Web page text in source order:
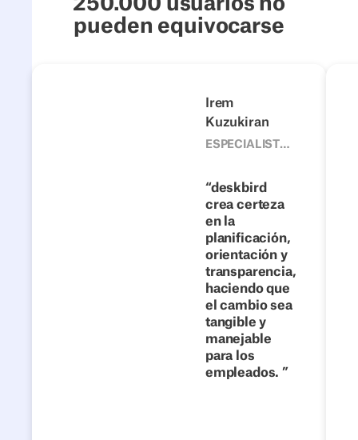
pueden equivocarse
Irem
Kuzukiran
ESPECIALISTA,
CORPORATIVO,
4FLOW
deskbird
crea certeza
en la
planificación,
orientación y
transparencia,
haciendo que
el cambio sea
tangible y
manejable
para los
empleados.
AnteriorSiguiente